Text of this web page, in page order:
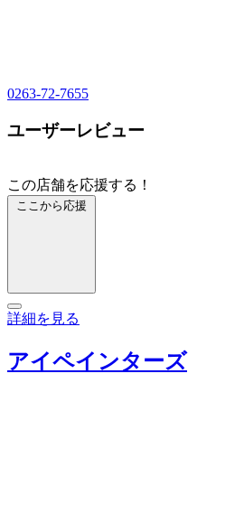
0263-72-7655
ユーザーレビュー
この店舗を応援する！
ここから応援
詳細を見る
アイペインターズ